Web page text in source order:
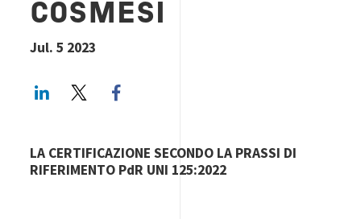
COSMESI
Jul. 5 2023
LinkedInTwitter
LA CERTIFICAZIONE SECONDO LA PRASSI DI
RIFERIMENTO PdR UNI 125:2022